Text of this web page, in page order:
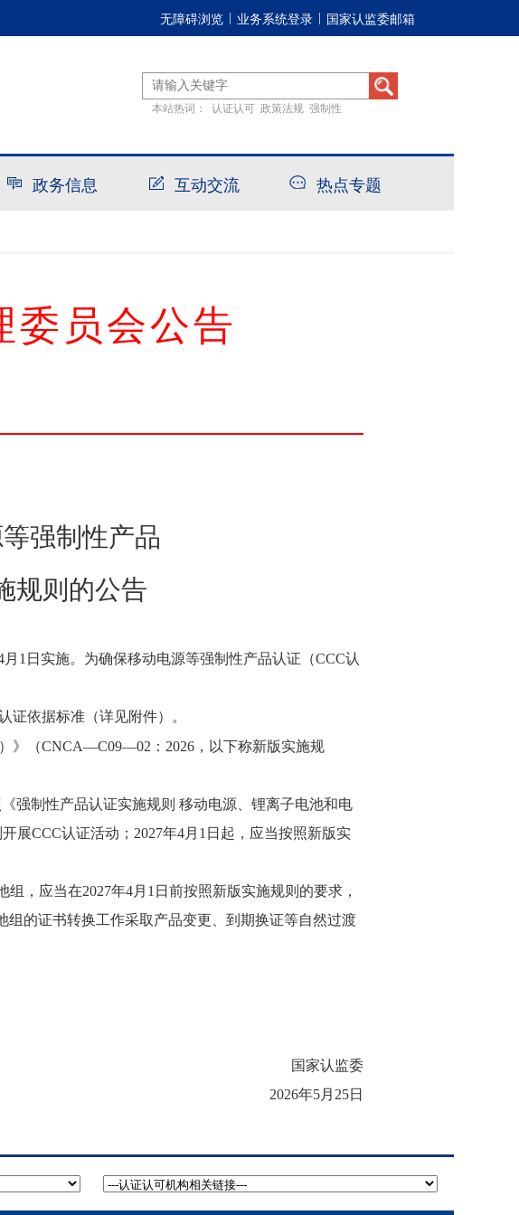
无障碍浏览 业务系统登录 国家认监委邮箱
本站热词： 认证认可 政策法规 强制性
政务信息 互动交流 热点专题
委员会公告
强制性产品
规则的公告
1日实施。为确保移动电源等强制性产品认证（CCC认
证依据标准（详见附件）。
》
（CNCA—C09—02：2026，以下称新版实施规
强制性产品认证实施规则 移动电源、锂离子电池和电
展CCC认证活动；2027年4月1日起，应当按照新版实
，应当在2027年4月1日前按照新版实施规则的要求，
的证书转换工作采取产品变更、到期换证等自然过渡
国家认监委
2026年5月25日